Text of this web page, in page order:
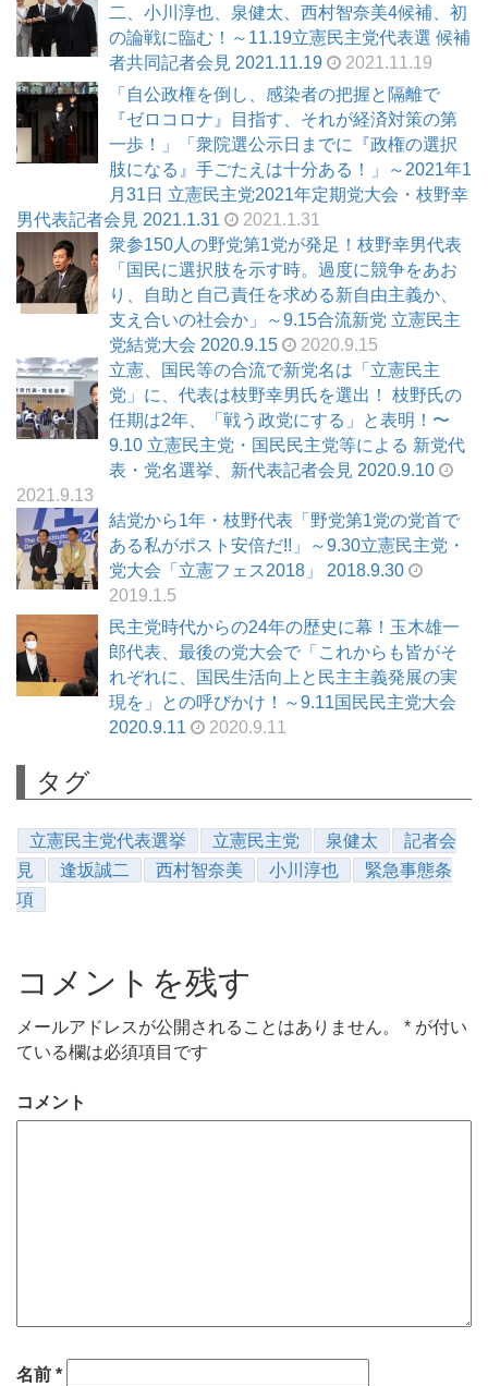
二、小川淳也、泉健太、西村智奈美4候補、初
の論戦に臨む！～11.19立憲民主党代表選 候補
者共同記者会見 2021.11.19
2021.11.19
「自公政権を倒し、感染者の把握と隔離で
『ゼロコロナ』目指す、それが経済対策の第
一歩！」「衆院選公示日までに『政権の選択
肢になる』手ごたえは十分ある！」～2021年1
月31日 立憲民主党2021年定期党大会・枝野幸
男代表記者会見 2021.1.31
2021.1.31
衆参150人の野党第1党が発足！枝野幸男代表
「国民に選択肢を示す時。過度に競争をあお
り、自助と自己責任を求める新自由主義か、
支え合いの社会か」～9.15合流新党 立憲民主
党結党大会 2020.9.15
2020.9.15
立憲、国民等の合流で新党名は「立憲民主
党」に、代表は枝野幸男氏を選出！ 枝野氏の
任期は2年、「戦う政党にする」と表明！〜
9.10 立憲民主党・国民民主党等による 新党代
表・党名選挙、新代表記者会見 2020.9.10
2021.9.13
結党から1年・枝野代表「野党第1党の党首で
ある私がポスト安倍だ!!」～9.30立憲民主党・
党大会「立憲フェス2018」 2018.9.30
2019.1.5
民主党時代からの24年の歴史に幕！玉木雄一
郎代表、最後の党大会で「これからも皆がそ
れぞれに、国民生活向上と民主主義発展の実
現を」との呼びかけ！～9.11国民民主党大会
2020.9.11
2020.9.11
タグ
立憲民主党代表選挙 立憲民主党 泉健太
記者会
見
逢坂誠二 西村智奈美 小川淳也
緊急事態条
項
コメントを残す
メールアドレスが公開されることはありません。 * が付い
ている欄は必須項目です
コメント
名前 *